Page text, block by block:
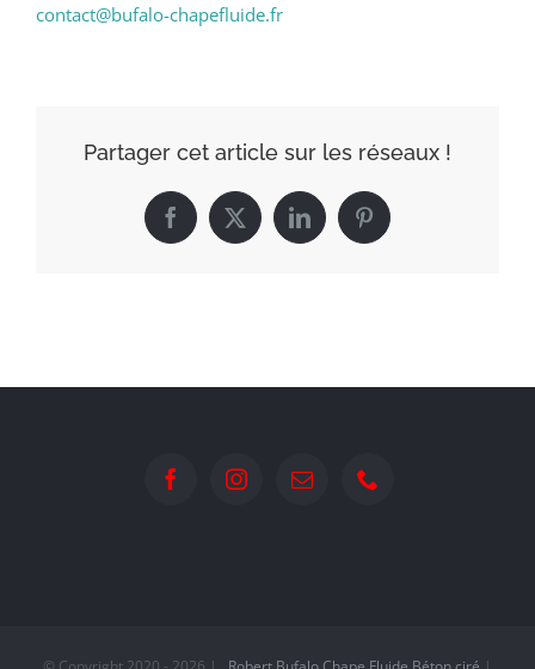
contact@bufalo-chapefluide.fr
Partager cet article sur les réseaux !
Facebook
X LinkedInPinterest